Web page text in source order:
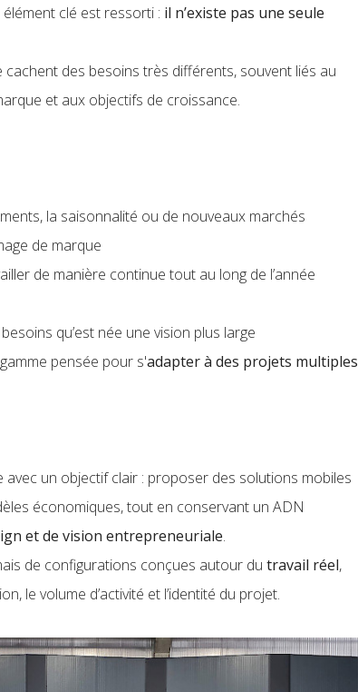
clé est ressorti : il n’existe pas une seule
cachent des besoins très différents, souvent liés au
et aux objectifs de croissance.
la saisonnalité ou de nouveaux marchés
de marque
de manière continue tout au long de l’année
qu’est née une vision plus large
pensée pour s'adapter à des projets multiples
un objectif clair : proposer des solutions mobiles
économiques, tout en conservant un ADN
et de vision entrepreneuriale.
de configurations conçues autour dutravail réel,
le volume d’activité et l’identité du projet.